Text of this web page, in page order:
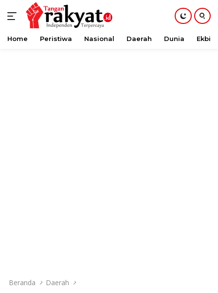
Langsung
Home Peristiwa Nasional Daerah Dunia Ekbis
Beranda Daerah